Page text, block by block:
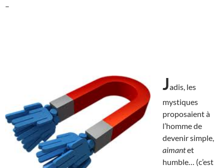
–
Jadis, les
mystiques
proposaient à
l’homme de
devenir simple,
aimantet
humble… (c’est